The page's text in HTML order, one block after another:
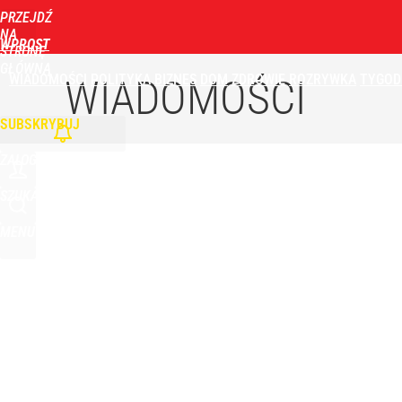
PRZEJDŹ
NA
STRONĘ
WPROST
WIADOMOŚCI POLITYKA BIZNES DOM ZDROWIE ROZRYWKA
SUBSKRYBUJ
„Nie chodzi o zemstę”. Mocny apel w sprawie ofiar
dodaj
WIADOMOŚCI